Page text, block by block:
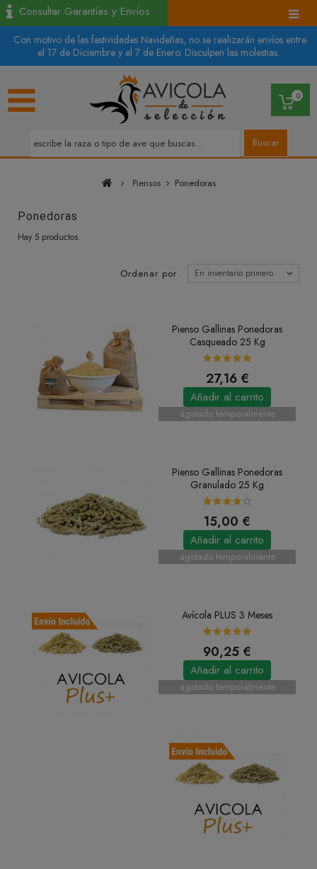
Con motivo de las festividades Navideñas, no se realizarán envíos entre
el 17 de Diciembre y el 7 de Enero. Disculpen las molestias.
0
Consultar Garantías y Envíos
Buscar
Piensos Ponedoras
Ponedoras
Hay 5 productos.
Ordenar por En inventario primero
Pienso Gallinas Ponedoras
Casqueado 25 Kg
27,16 €
Añadir al carrito
agotado temporalmente
Pienso Gallinas Ponedoras
Granulado 25 Kg
15,00 €
Añadir al carrito
agotado temporalmente
Avícola PLUS 3 Meses
90,25 €
Añadir al carrito
agotado temporalmente